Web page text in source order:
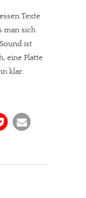
Texte
man sich
ist
eine Platte
klar: